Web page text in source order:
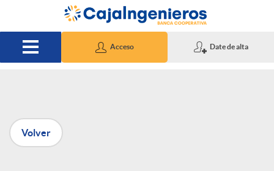
Saltar al contenido principal
Acceso Date de alta
P
u
Volver